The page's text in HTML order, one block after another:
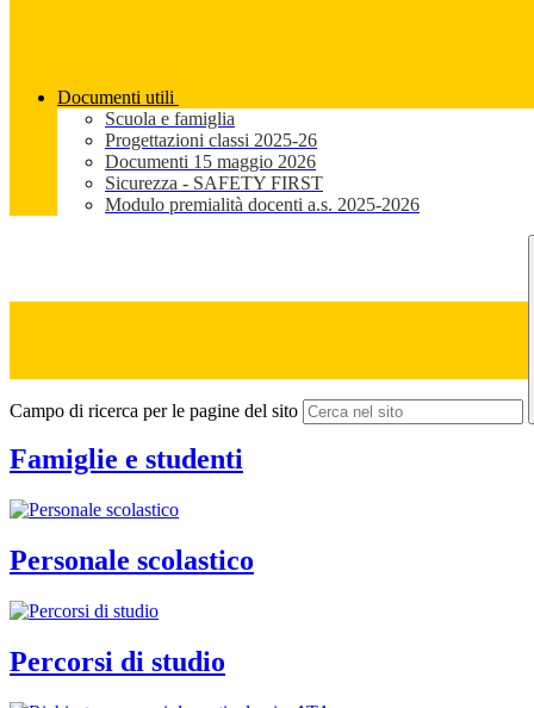
Documenti utili
Scuola e famiglia
Progettazioni classi 2025-26
Documenti 15 maggio 2026
Sicurezza - SAFETY FIRST
Modulo premialità docenti a.s. 2025-2026
Campo di ricerca per le pagine del sito
Famiglie e studenti
Personale scolastico
Percorsi di studio